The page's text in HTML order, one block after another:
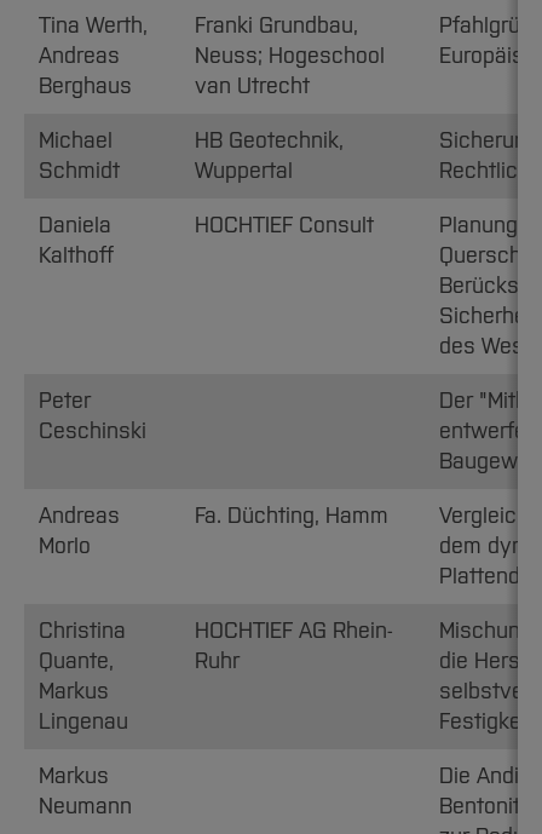
Tina Werth,
Andreas
Berghaus
Franki Grundbau,
Neuss; Hogeschool
van Utrecht
Michael
Schmidt
HB Geotechnik,
Wuppertal
Daniela
Kalthoff
HOCHTIEF Consult
Planung
des
Peter
Ceschinski
Der
Andreas
Morlo
Fa. Düchting, Hamm
dem
Christina
Quante,
Markus
Lingenau
HOCHTIEF AG Rhein-
Ruhr
die
Markus
Neumann
Die